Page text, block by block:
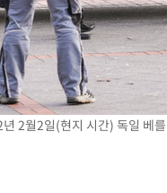
관세, 120일 후 발
2월2일(현지 시간) 독일 베